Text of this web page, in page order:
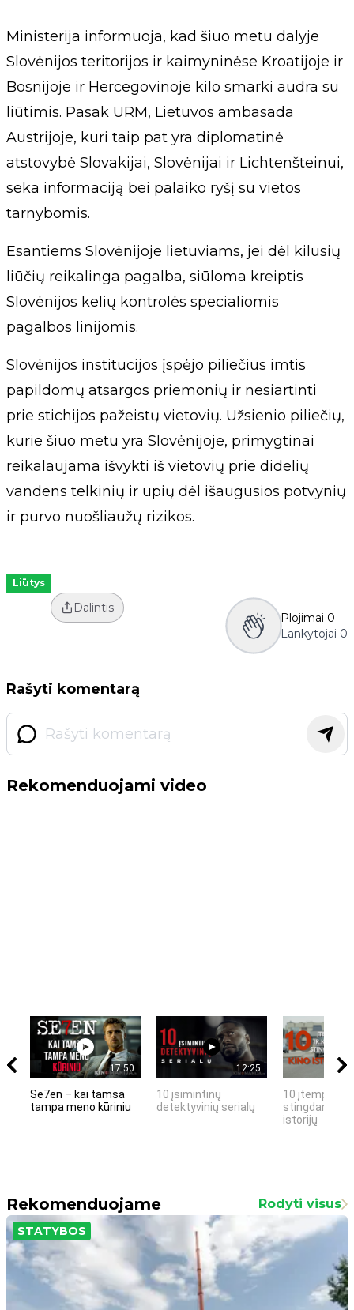
Ministerija informuoja, kad šiuo metu dalyje
Slovėnijos teritorijos ir kaimyninėse Kroatijoje ir
Bosnijoje ir Hercegovinoje kilo smarki audra su
liūtimis. Pasak URM, Lietuvos ambasada
Austrijoje, kuri taip pat yra diplomatinė
atstovybė Slovakijai, Slovėnijai ir Lichtenšteinui,
seka informaciją bei palaiko ryšį su vietos
tarnybomis.
Esantiems Slovėnijoje lietuviams, jei dėl kilusių
liūčių reikalinga pagalba, siūloma kreiptis
Slovėnijos kelių kontrolės specialiomis
pagalbos linijomis.
Slovėnijos institucijos įspėjo piliečius imtis
papildomų atsargos priemonių ir nesiartinti
prie stichijos pažeistų vietovių. Užsienio piliečių,
kurie šiuo metu yra Slovėnijoje, primygtinai
reikalaujama išvykti iš vietovių prie didelių
vandens telkinių ir upių dėl išaugusios potvynių
ir purvo nuošliaužų rizikos.
Liūtys
Dalintis
Plojimai 0
Lankytojai 0
Rašyti komentarą
Rekomenduojami video
17:50
Se7en – kai tamsa
tampa meno kūriniu
12:25
10 įsimintinų
detektyvinių serialų
10 įtemptų,
stingdančių
istorijų
Rekomenduojame Rodyti visus
STATYBOS